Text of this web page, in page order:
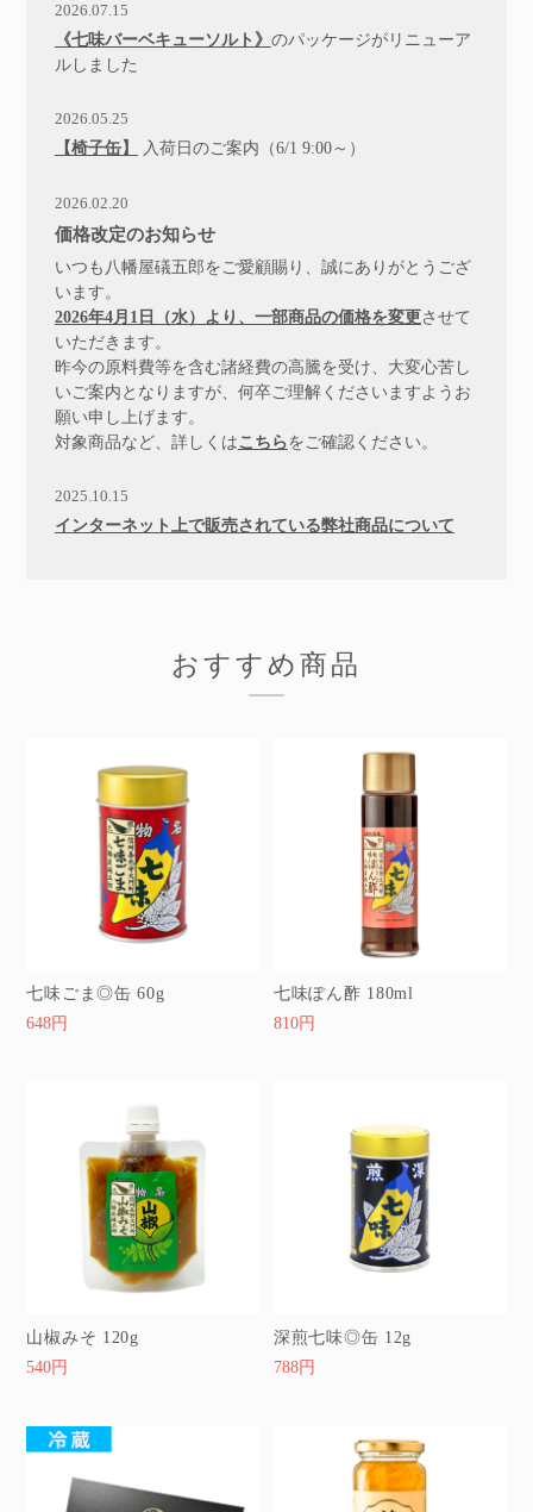
2026.07.15
《七味バーベキューソルト》 のパッケージがリニューア
ルしました
2026.05.25
【椅子缶】
入荷日のご案内（6/1 9:00～）
2026.02.20
価格改定のお知らせ
いつも八幡屋礒五郎をご愛顧賜り、誠にありがとうござ
います。
2026年4月1日（水）より、一部商品の価格を変更させて
いただきます。
昨今の原料費等を含む諸経費の高騰を受け、大変心苦し
いご案内となりますが、何卒ご理解くださいますようお
願い申し上げます。
対象商品など、詳しくはこちらをご確認ください。
2025.10.15
インターネット上で販売されている弊社商品について
おすすめ商品
七味ごま◎缶 60g
648円
七味ぽん酢 180ml
810円
山椒みそ 120g
540円
深煎七味◎缶 12g
788円